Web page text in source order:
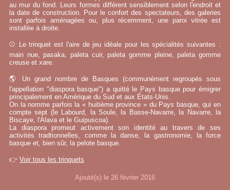
au mur du fond. Leurs formes diffèrent sensiblement selon l'endroit et
la date de construction. Pour le confort des spectateurs, des galeries
sont parfois aménagées ou, plus récemment, une paroi vitrée est
installée à droite.
⚾ Le trinquet est l'aire de jeu idéale pour les spécialités suivantes :
main nue, pasaka, paleta cuir, paleta gomme pleine, paleta gomme
creuse et xare.
🌎 Un grand nombre de Basques (communément regroupés sous
l'appellation "diaspora basque") a quitté le Pays basque pour émigrer
principalement en Amérique du Sud et aux États-Unis.
On la nomme parfois la « huitième province » du Pays basque, qui en
compte sept (le Labourd, la Soule, la Basse-Navarre, la Navarre, la
Biscaye, l'Alava et le Guipuscoa).
La diaspora promeut activement son identité au travers de ses
activités tradtionnelles, comme la danse, la gastronomie, la force
basque et, bien sûr, la pelote basque.
👉 Voir tous les trinquets
Ajouté(s) le 26 février 2016